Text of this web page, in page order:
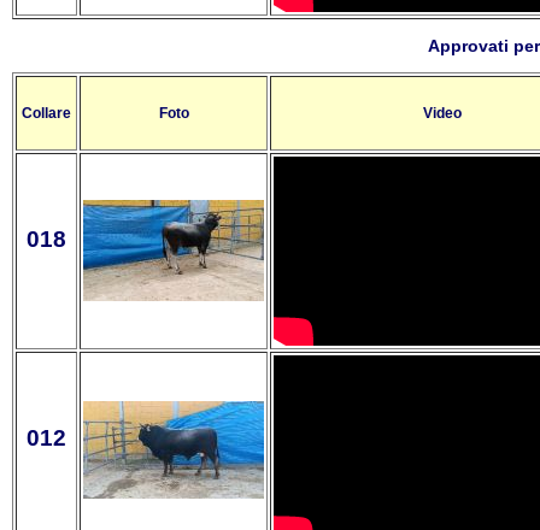
Approvati
Collare Foto Video
018
012